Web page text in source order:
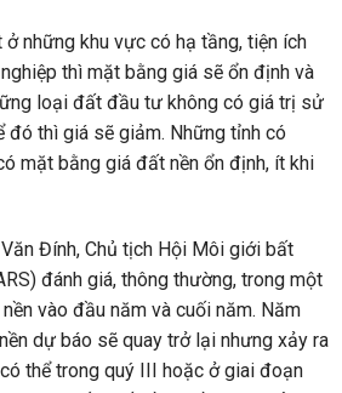
ở những khu vực có hạ tầng, tiện ích
thì mặt bằng giá sẽ ổn định và
loại đất đầu tư không có giá trị sử
đó thì giá sẽ giảm. Những tỉnh có
mặt bằng giá đất nền ổn định, ít khi
Đính, Chủ tịch Hội Môi giới bất
đánh giá, thông thường, trong một
vào đầu năm và cuối năm. Năm
dự báo sẽ quay trở lại nhưng xảy ra
thể trong quý III hoặc ở giai đoạn